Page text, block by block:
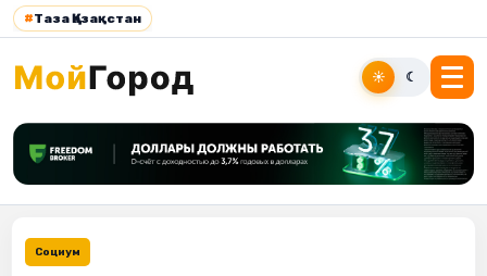
#Таза Қазақстан
☀ ☾
Социум